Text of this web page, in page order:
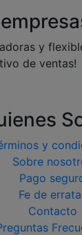
y
de ventas!
y
Sobre
Pago
Fe de
Contacto